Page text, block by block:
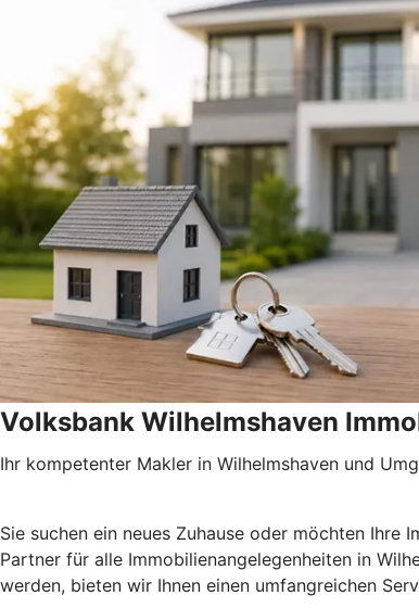
Volksbank Wilhelmshaven
Ihr kompetenter Makler in Wilhelmshaven und
Sie suchen ein neues Zuhause oder möchten
Partner für alle Immobilienangelegenheiten in
werden, bieten wir Ihnen einen umfangreichen